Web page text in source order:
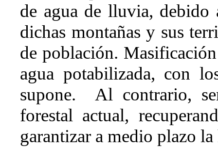
de agua de lluvia, debido
dichas montañas y sus
de población.
agua potabilizada, con
supone.
Al contrario,
forestal actual,
garantizar a medio plazo